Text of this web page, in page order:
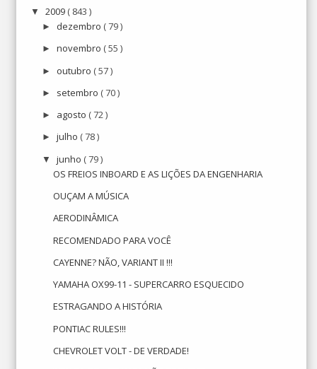
▼ 2009 ( 843 )
► dezembro ( 79 )
► novembro ( 55 )
► outubro ( 57 )
► setembro ( 70 )
► agosto ( 72 )
► julho ( 78 )
▼ junho ( 79 )
OS FREIOS INBOARD E AS LIÇÕES DA ENGENHARIA
OUÇAM A MÚSICA
AERODINÂMICA
RECOMENDADO PARA VOCÊ
CAYENNE? NÃO, VARIANT II !!!
YAMAHA OX99-11 - SUPERCARRO ESQUECIDO
ESTRAGANDO A HISTÓRIA
PONTIAC RULES!!!
CHEVROLET VOLT - DE VERDADE!